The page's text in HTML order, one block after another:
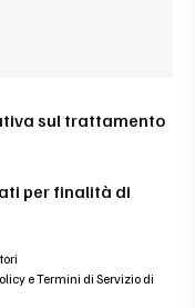
sul trattamento
per finalità di
eTermini di Servizio di